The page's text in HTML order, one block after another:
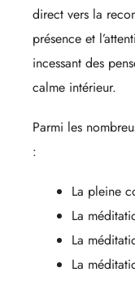
direct vers la
présence et
incessant des
calme intérieur.
Parmi les
:
La pleine
La
La
La